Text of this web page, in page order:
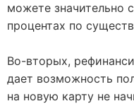
можете значительно
процентах по
Во-вторых,
дает возможность
на новую карту не